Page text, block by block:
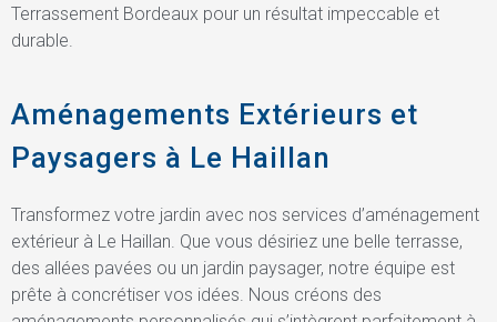
Terrassement Bordeaux pour un résultat impeccable et
durable.
Aménagements Extérieurs et
Paysagers à Le Haillan
Transformez votre jardin avec nos services d’aménagement
extérieur à Le Haillan. Que vous désiriez une belle terrasse,
des allées pavées ou un jardin paysager, notre équipe est
prête à concrétiser vos idées. Nous créons des